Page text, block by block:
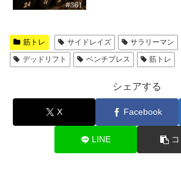
筋トレ サイドレイズ サラリーマン
デッドリフト
ベンチプレス 筋トレ
シェアする
X Facebook
LINE